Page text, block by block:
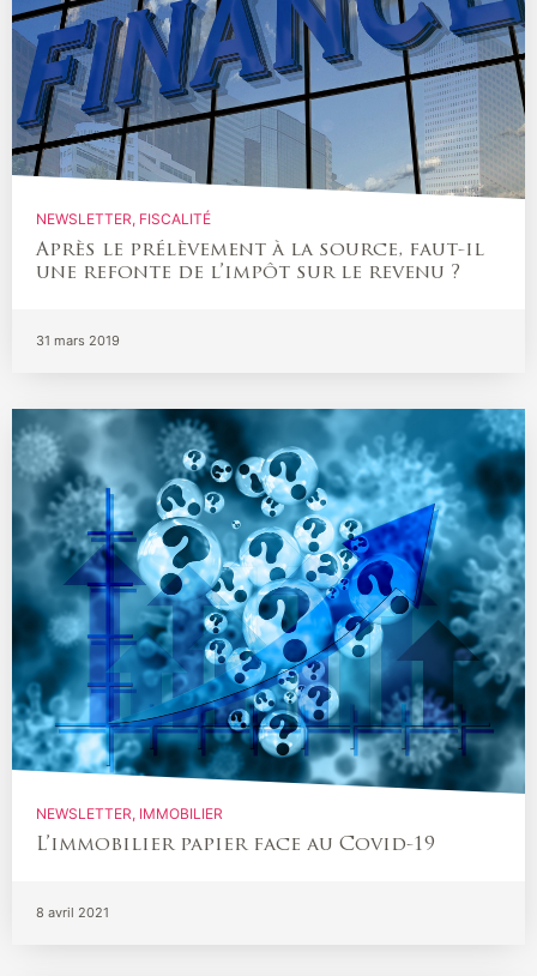
NEWSLETTER FISCALITÉ
Après le prélèvement à la source, faut-il
une refonte de l’impôt sur le revenu ?
31 mars 2019
NEWSLETTER IMMOBILIER
L’immobilier papier face au Covid-19
8 avril 2021